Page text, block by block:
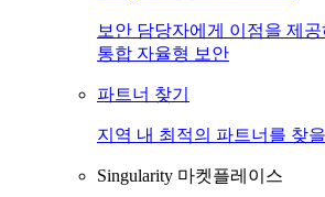
보안 담당자에게 이점을 제
통합 자율형 보안
파트너 찾기
지역 내 최적의 파트너를 찾
Singularity 마켓플레이스